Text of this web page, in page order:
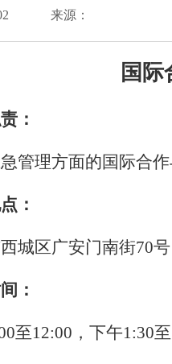
来源：
国
：
管理方面的国际合
：
城区广安门南街70
：
至12:00，下午1:30